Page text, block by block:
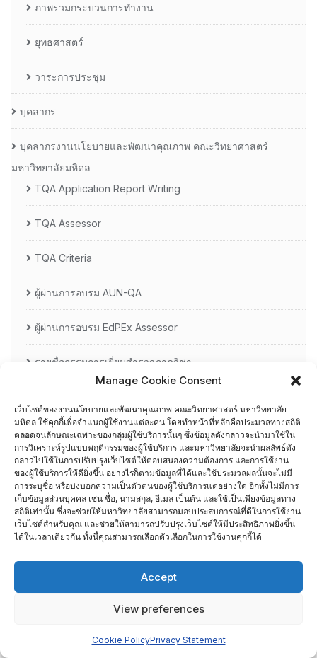
Manage Cookie Consent
เว็บไซต์ของงานนโยบายและพัฒนาคุณภาพ คณะวิทยาศาสตร์ มหาวิทยาลัย
มหิดล ใช้คุกกี้เพื่อจำแนกผู้ใช้งานแต่ละคน โดยทำหน้าที่หลักคือประมวลทางสถิติ
ตลอดจนลักษณะเฉพาะของกลุ่มผู้ใช้บริการนั้นๆ ซึ่งข้อมูลดังกล่าวจะนำมาใช้ใน
การวิเคราะห์รูปแบบพฤติกรรมของผู้ใช้บริการ และมหาวิทยาลัยจะนำผลลัพธ์ดัง
กล่าวไปใช้ในการปรับปรุงเว็บไซต์ให้ตอบสนองความต้องการ และการใช้งาน
ของผู้ใช้บริการให้ดียิ่งขึ้น อย่างไรก็ตามข้อมูลที่ได้และใช้ประมวลผลนั้นจะไม่มี
การระบุชื่อ หรือบ่งบอกความเป็นตัวตนของผู้ใช้บริการแต่อย่างใด อีกทั้งไม่มีการ
เก็บข้อมูลส่วนบุคคล เช่น ชื่อ, นามสกุล, อีเมล เป็นต้น และใช้เป็นเพียงข้อมูลทาง
สถิติเท่านั้น ซึ่งจะช่วยให้มหาวิทยาลัยสามารถมอบประสบการณ์ที่ดีในการใช้งาน
เว็บไซต์สำหรับคุณ และช่วยให้สามารถปรับปรุงเว็บไซต์ให้มีประสิทธิภาพยิ่งขึ้น
ได้ในเวลาเดียวกัน ทั้งนี้คุณสามารถเลือกตัวเลือกในการใช้งานคุกกี้ได้
Accept
View preferences
Cookie PolicyPrivacy Statement
ภาพรวมกระบวนการทำงาน
ยุทธศาสตร์
วาระการประชุม
บุคลากร
บุคลากรงานนโยบายและพัฒนาคุณภาพ คณะวิทยาศาสตร์
มหาวิทยาลัยมหิดล
TQA Application Report Writing
TQA Assessor
TQA Criteria
ผู้ผ่านการอบรม AUN-QA
ผู้ผ่านการอบรม EdPEx Assessor
รายชื่อกรรมการเยี่ยมสำรวจภาควิชา
อื่น ๆ
กรรมการบริหารความเสี่ยง
การอบรมพัฒนาหัวหน้าภาควิชา (HDP)
คณะกรรมการรับเรื่องร้องเรียน
คณะผู้บริหารคณะวิทยาศาสตร์ ปี 2558- 2562
ผู้ตรวจประเมิน MUQD